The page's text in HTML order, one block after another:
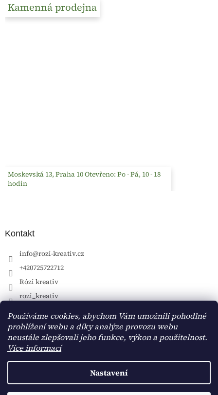
Používáme cookies, abychom Vám umožnili pohodlné
prohlížení webu a díky analýze provozu webu
neustále zlepšovali jeho funkce, výkon a použitelnost.
Více informací
Nastavení
Kamenná prodejna
Moskevská 13, Praha 10 Otevřeno: Po - Pá, 10 - 18
hodin
Kontakt
info@rozi-kreativ.cz
+420725722712
Rózi kreativ
rozi_kreativ
Vytvořil Shoptet